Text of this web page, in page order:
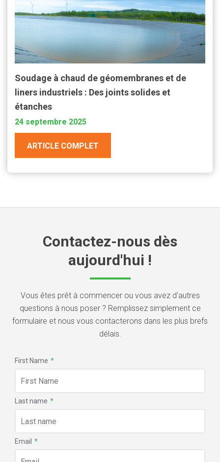
Soudage à chaud de géomembranes et de
liners industriels : Des joints solides et
étanches
24 septembre 2025
ARTICLE COMPLET
Contactez-nous dès
aujourd'hui !
Vous êtes prêt à commencer ou vous avez d'autres
questions à nous poser ? Remplissez simplement ce
formulaire et nous vous contacterons dans les plus brefs
délais.
First Name *
Last name *
Email *